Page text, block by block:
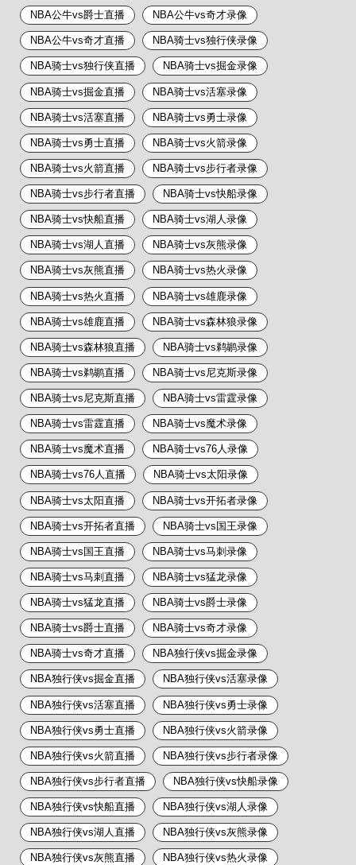
NBA公牛vs爵士直播 NBA公牛vs奇才录像
NBA公牛vs奇才直播 NBA骑士vs独行侠录像
NBA骑士vs独行侠直播 NBA骑士vs掘金录像
NBA骑士vs掘金直播 NBA骑士vs活塞录像
NBA骑士vs活塞直播 NBA骑士vs勇士录像
NBA骑士vs勇士直播 NBA骑士vs火箭录像
NBA骑士vs火箭直播 NBA骑士vs步行者录像
NBA骑士vs步行者直播 NBA骑士vs快船录像
NBA骑士vs快船直播 NBA骑士vs湖人录像
NBA骑士vs湖人直播 NBA骑士vs灰熊录像
NBA骑士vs灰熊直播 NBA骑士vs热火录像
NBA骑士vs热火直播 NBA骑士vs雄鹿录像
NBA骑士vs雄鹿直播 NBA骑士vs森林狼录像
NBA骑士vs森林狼直播 NBA骑士vs鹈鹕录像
NBA骑士vs鹈鹕直播 NBA骑士vs尼克斯录像
NBA骑士vs尼克斯直播 NBA骑士vs雷霆录像
NBA骑士vs雷霆直播 NBA骑士vs魔术录像
NBA骑士vs魔术直播 NBA骑士vs76人录像
NBA骑士vs76人直播 NBA骑士vs太阳录像
NBA骑士vs太阳直播 NBA骑士vs开拓者录像
NBA骑士vs开拓者直播 NBA骑士vs国王录像
NBA骑士vs国王直播 NBA骑士vs马刺录像
NBA骑士vs马刺直播 NBA骑士vs猛龙录像
NBA骑士vs猛龙直播 NBA骑士vs爵士录像
NBA骑士vs爵士直播 NBA骑士vs奇才录像
NBA骑士vs奇才直播 NBA独行侠vs掘金录像
NBA独行侠vs掘金直播 NBA独行侠vs活塞录像
NBA独行侠vs活塞直播 NBA独行侠vs勇士录像
NBA独行侠vs勇士直播 NBA独行侠vs火箭录像
NBA独行侠vs火箭直播 NBA独行侠vs步行者录像
NBA独行侠vs步行者直播 NBA独行侠vs快船录像
NBA独行侠vs快船直播 NBA独行侠vs湖人录像
NBA独行侠vs湖人直播 NBA独行侠vs灰熊录像
NBA独行侠vs灰熊直播 NBA独行侠vs热火录像